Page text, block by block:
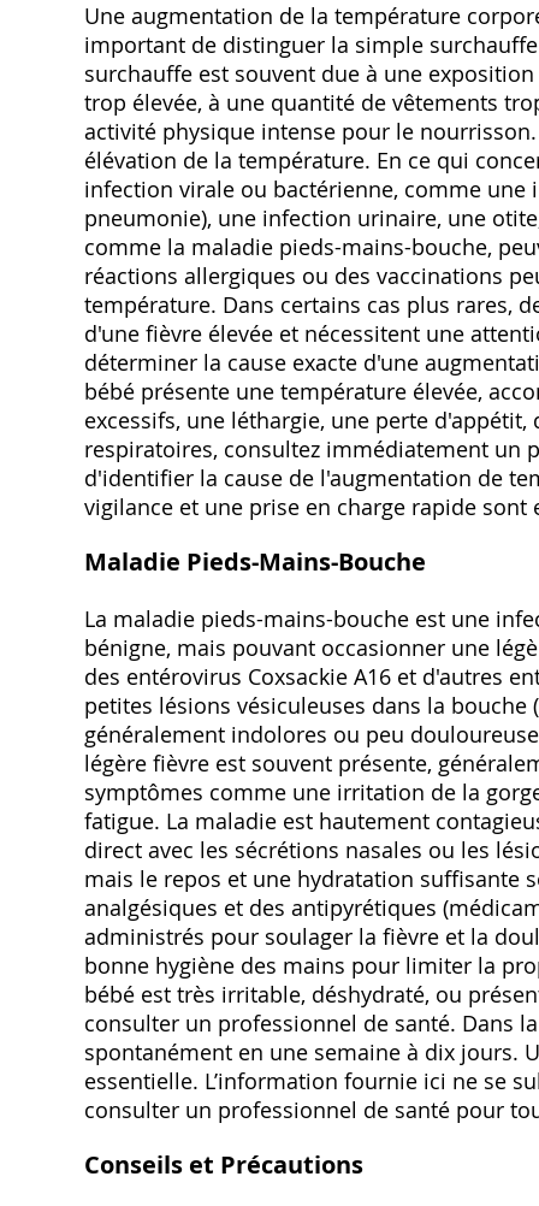
Une augmentation de la température
important de distinguer la simple
surchauffe est souvent due à une
trop élevée, à une quantité de vêtements
activité physique intense pour le
élévation de la température. En ce qui
infection virale ou bactérienne, comme
pneumonie), une infection urinaire, une
comme la maladie pieds-mains-bouche,
réactions allergiques ou des vaccinations
température. Dans certains cas plus rares,
d'une fièvre élevée et nécessitent une
déterminer la cause exacte d'une
bébé présente une température élevée,
excessifs, une léthargie, une perte
respiratoires, consultez immédiatement un
d'identifier la cause de l'augmentation de
vigilance et une prise en charge rapide
Maladie Pieds-Mains-Bouche
La maladie pieds-mains-bouche est une
bénigne, mais pouvant occasionner une
des entérovirus Coxsackie A16 et d'autres
petites lésions vésiculeuses dans la
généralement indolores ou peu
légère fièvre est souvent présente,
symptômes comme une irritation de la
fatigue. La maladie est hautement
direct avec les sécrétions nasales ou les
mais le repos et une hydratation suffisante
analgésiques et des antipyrétiques
administrés pour soulager la fièvre et la
bonne hygiène des mains pour limiter la
bébé est très irritable, déshydraté, ou
consulter un professionnel de santé. Dans
spontanément en une semaine à dix jours.
essentielle. L’information fournie ici ne se
consulter un professionnel de santé pour
Conseils et Précautions